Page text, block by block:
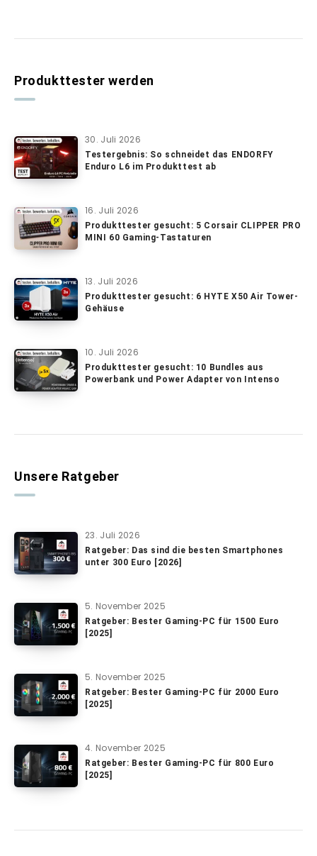
Produkttester werden
30. Juli 2026
Testergebnis: So schneidet das ENDORFY
Enduro L6 im Produkttest ab
16. Juli 2026
Produkttester gesucht: 5 Corsair CLIPPER PRO
MINI 60 Gaming-Tastaturen
13. Juli 2026
Produkttester gesucht: 6 HYTE X50 Air Tower-
Gehäuse
10. Juli 2026
Produkttester gesucht: 10 Bundles aus
Powerbank und Power Adapter von Intenso
Unsere Ratgeber
23. Juli 2026
Ratgeber: Das sind die besten Smartphones
unter 300 Euro [2026]
5. November 2025
Ratgeber: Bester Gaming-PC für 1500 Euro
[2025]
5. November 2025
Ratgeber: Bester Gaming-PC für 2000 Euro
[2025]
4. November 2025
Ratgeber: Bester Gaming-PC für 800 Euro
[2025]